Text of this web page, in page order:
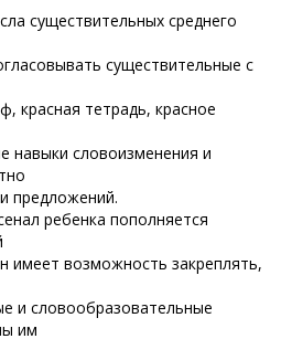
существительных среднего
существительные с
красная тетрадь, красное
навыки словоизменения и
предложений.
ребенка пополняется
имеет возможность закреплять,
и словообразовательные
им